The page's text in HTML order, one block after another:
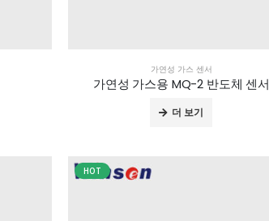
가연성 가스 센서
가연성 가스용 MQ-2 반도체 센서
더 보기
HOT